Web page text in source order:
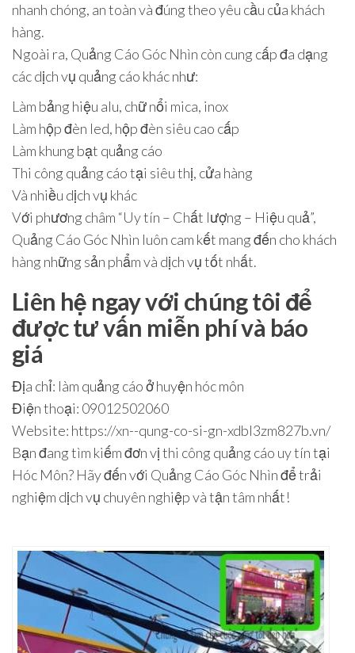
nhanh chóng, an toàn và đúng theo yêu cầu của khách
hàng.
Ngoài ra, Quảng Cáo Góc Nhìn còn cung cấp đa dạng
các dịch vụ quảng cáo khác như:
Làm bảng hiệu alu, chữ nổi mica, inox
Làm hộp đèn led, hộp đèn siêu cao cấp
Làm khung bạt quảng cáo
Thi công quảng cáo tại siêu thị, cửa hàng
Và nhiều dịch vụ khác
Với phương châm “Uy tín – Chất lượng – Hiệu quả”,
Quảng Cáo Góc Nhìn luôn cam kết mang đến cho khách
hàng những sản phẩm và dịch vụ tốt nhất.
Liên hệ ngay với chúng tôi để
được tư vấn miễn phí và báo
giá
Địa chỉ: làm quảng cáo ở huyện hóc môn
Điện thoại: 09012502060
Website: https://xn--qung-co-si-gn-xdbl3zm827b.vn/
Bạn đang tìm kiếm đơn vị thi công quảng cáo uy tín tại
Hóc Môn? Hãy đến với Quảng Cáo Góc Nhìn để trải
nghiệm dịch vụ chuyên nghiệp và tận tâm nhất!